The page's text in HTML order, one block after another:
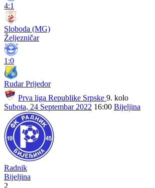
4:1
Sloboda (MG)
Željezničar
1:0
Rudar Prijedor
Prva liga Republike Srpske 9. kolo
Subota, 24 Septembar 2022 16:00 Bijeljina
Radnik
Bijeljina
2